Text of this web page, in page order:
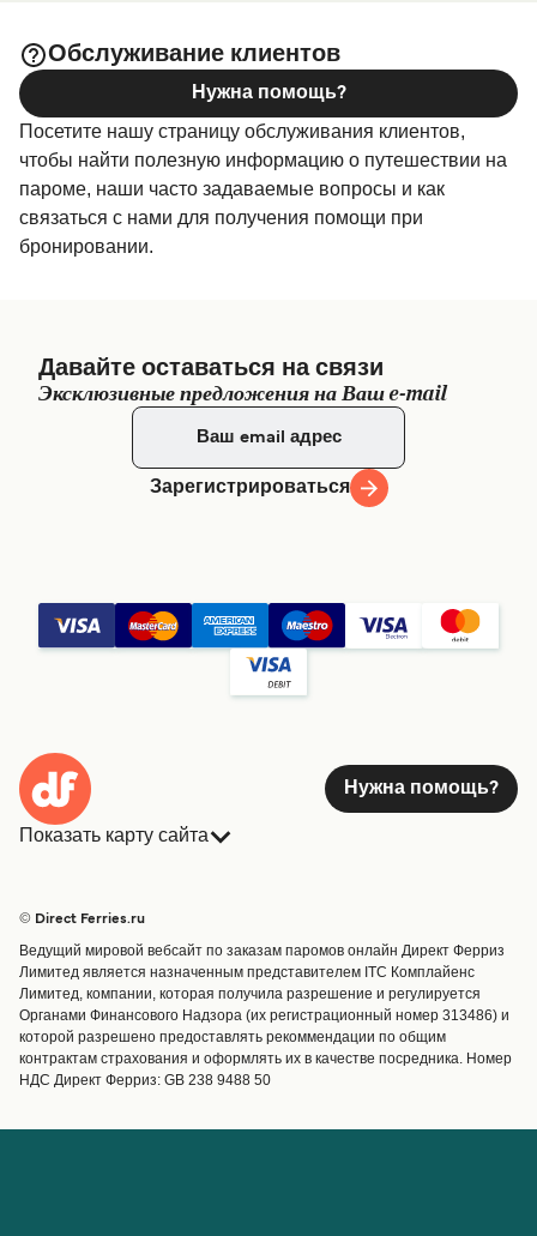
Harbour, Piazza marinai d'italia, 80067 Sorrento NA, Italy
Обслуживание клиентов
Посетите нашу страницу обслуживания клиентов,
чтобы найти полезную информацию о путешествии на
пароме, наши часто задаваемые вопросы и как
связаться с нами для получения помощи при
бронировании.
Нужна помощь?
Давайте оставаться на связи
Эксклюзивные предложения на Ваш e-mail
Зарегистрироваться
Нужна помощь?
Показать карту сайта
Страны
Обслуживание клиентов
Операторы
Маршруты и порты
Special Offers
Предлагает
Паромные билеты
Грузоперевозки
© Direct Ferries.ru
Ведущий мировой вебсайт по заказам паромов онлайн Директ Ферриз
Лимитед является назначенным представителем ITC Комплайенс
Лимитед, компании, которая получила разрешение и регулируется
Органами Финансового Надзора (их регистрационный номер 313486) и
которой разрешено предоставлять рекоммендации по общим
контрактам страхования и оформлять их в качестве посредника. Номер
НДС Директ Ферриз: GB 238 9488 50